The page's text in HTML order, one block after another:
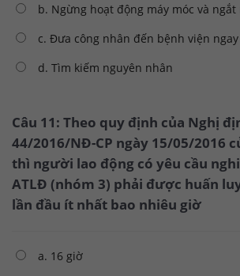
b. Ngừng hoạt động máy móc và
c. Đưa công nhân đến bệnh viện
d. Tìm kiếm nguyên nhân
Câu 11: Theo quy định của Nghị
44/2016/NĐ-CP ngày 15/05/2016
thì người lao động có yêu cầu
ATLĐ (nhóm 3) phải được huấn
lần đầu ít nhất bao nhiêu giờ
a. 16 giờ